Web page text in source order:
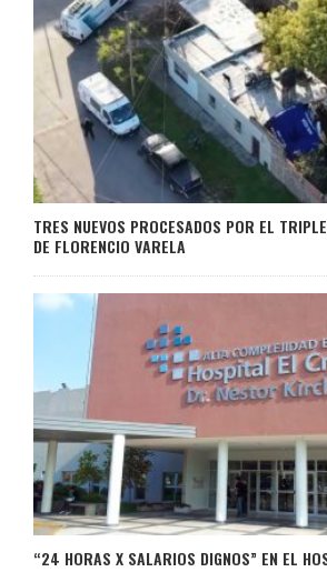
TRES NUEVOS PROCESADOS POR EL
DE FLORENCIO VARELA
“24 HORAS X SALARIOS DIGNOS” EN EL